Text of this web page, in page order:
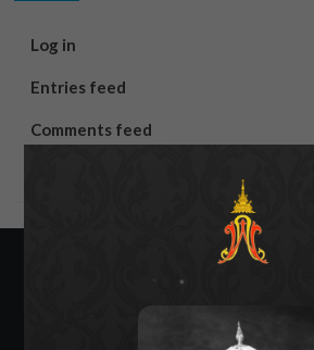
Log in
Entries feed
Comments feed